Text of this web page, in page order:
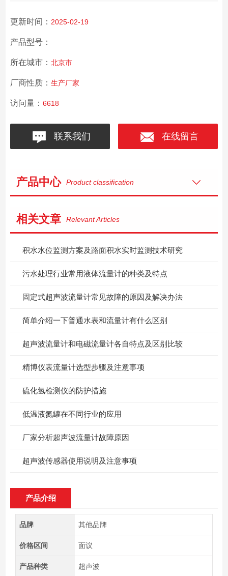
更新时间： 2025-02-19
产品型号：
所在城市： 北京市
厂商性质： 生产厂家
访问量： 6618
联系我们 在线留言
产品中心 Product classification
相关文章 Relevant Articles
积水水位监测方案及路面积水实时监测技术研究
污水处理行业常用液体流量计的种类及特点
固定式超声波流量计常见故障的原因及解决办法
简单介绍一下普通水表和流量计有什么区别
超声波流量计和电磁流量计各自特点及区别比较
精博仪表流量计选型步骤及注意事项
硫化氢检测仪的防护措施
低温液氮罐在不同行业的应用
厂家分析超声波流量计故障原因
超声波传感器使用说明及注意事项
产品介绍
品牌 其他品牌
价格区间 面议
产品种类 超声波